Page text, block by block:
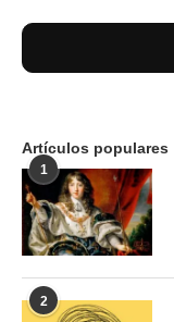
Artículos populares
1
2